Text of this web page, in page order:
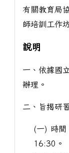
有關教育局
師培訓工作
說明
一、依據國
辦理。
二、旨揭研
(一) 時
16:30。